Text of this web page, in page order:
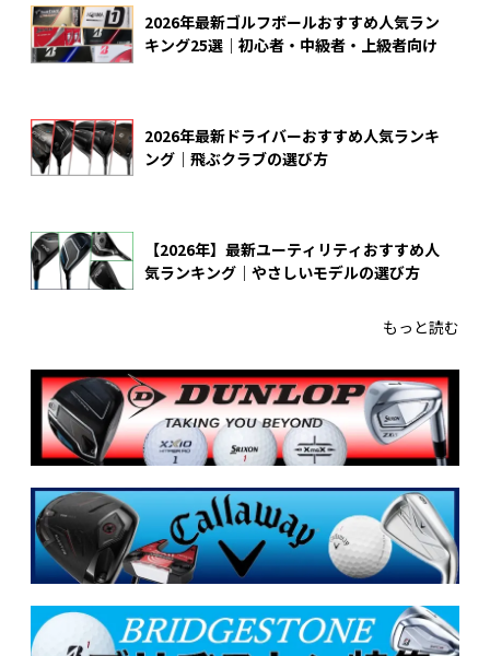
2026年最新ゴルフボールおすすめ人気ラン
キング25選｜初心者・中級者・上級者向け
2026年最新ドライバーおすすめ人気ランキ
ング｜飛ぶクラブの選び方
【2026年】最新ユーティリティおすすめ人
気ランキング｜やさしいモデルの選び方
もっと読む